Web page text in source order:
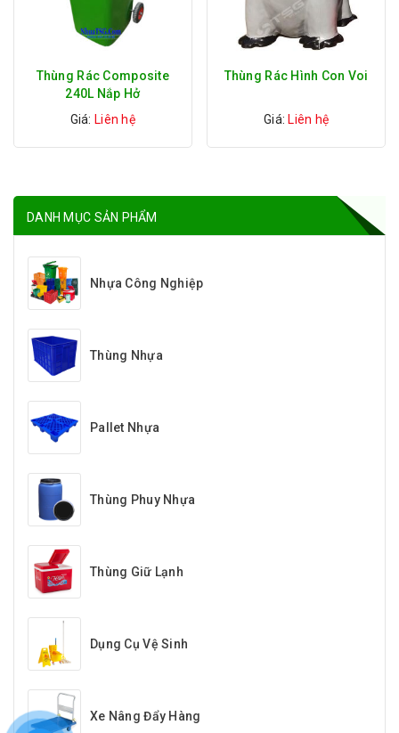
Thùng Rác Composite
240L Nắp Hở
Giá: Liên hệ
Thùng Rác Hình Con Voi
Giá: Liên hệ
DANH MỤC SẢN PHẨM
Nhựa Công Nghiệp
Thùng Nhựa
Pallet Nhựa
Thùng Phuy Nhựa
Thùng Giữ Lạnh
Dụng Cụ Vệ Sinh
Xe Nâng Đẩy Hàng